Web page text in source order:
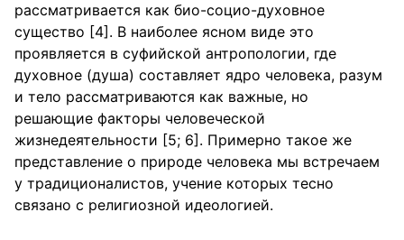
рассматривается как био-социо-духовное
существо [4]. В наиболее ясном виде это
проявляется в суфийской антропологии, где
духовное (душа) составляет ядро человека, разум
и тело рассматриваются как важные, но
решающие факторы человеческой
жизнедеятельности [5; 6]. Примерно такое же
представление о природе человека мы встречаем
у традиционалистов, учение которых тесно
связано с религиозной идеологией.